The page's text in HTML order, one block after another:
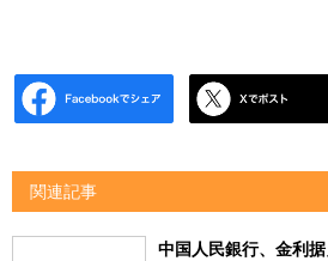
関連記事
中国人民銀行、金利